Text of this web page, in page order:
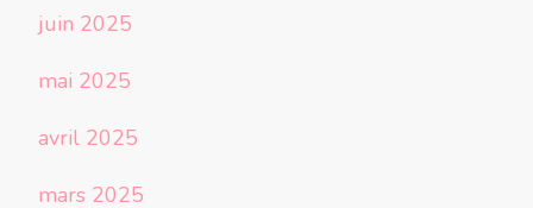
juin 2025
mai 2025
avril 2025
mars 2025